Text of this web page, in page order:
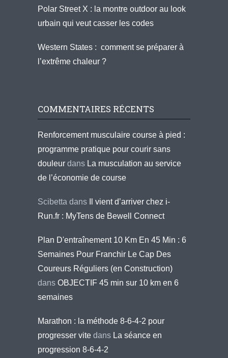
Polar Street X : la montre outdoor au look
urbain qui veut casser les codes
Western States : comment se préparer à
l’extrême chaleur ?
COMMENTAIRES RÉCENTS
Renforcement musculaire course à pied :
programme pratique pour courir sans
douleur dans La musculation au service
de l’économie de course
Scibetta dans
Il vient d’arriver chez i-
Run.fr : MyTens de Bewell Connect
Plan D'entraînement 10 Km En 45 Min : 6
Semaines Pour Franchir Le Cap Des
Coureurs Réguliers (en Construction)
dans OBJECTIF 45 min sur 10 km en 6
semaines
Marathon : la méthode 8-6-4-2 pour
progresser vite dans La séance en
progression 8-6-4-2